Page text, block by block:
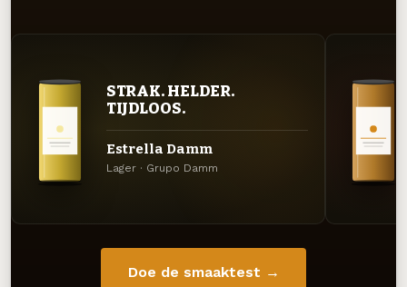
STRAK. HELDER.
TIJDLOOS.
Estrella Damm
Lager · Grupo Damm
Doe de smaaktest →